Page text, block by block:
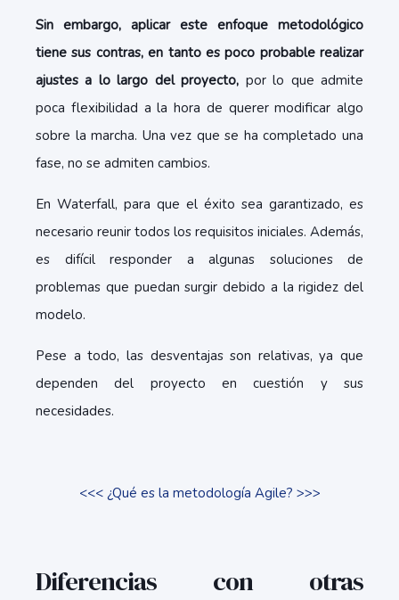
Sin embargo, aplicar este enfoque metodológico
tiene sus contras, en tanto es poco probable realizar
ajustes a lo largo del proyecto, por lo que admite
poca flexibilidad a la hora de querer modificar algo
sobre la marcha. Una vez que se ha completado una
fase, no se admiten cambios.
En Waterfall, para que el éxito sea garantizado, es
necesario reunir todos los requisitos iniciales. Además,
es difícil responder a algunas soluciones de
problemas que puedan surgir debido a la rigidez del
modelo.
Pese a todo, las desventajas son relativas, ya que
dependen del proyecto en cuestión y sus
necesidades.
<<< ¿Qué es la metodología Agile? >>>
Diferencias con otras